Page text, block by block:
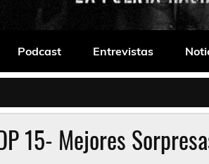
235
Podcast Entrevistas
15- Mejores